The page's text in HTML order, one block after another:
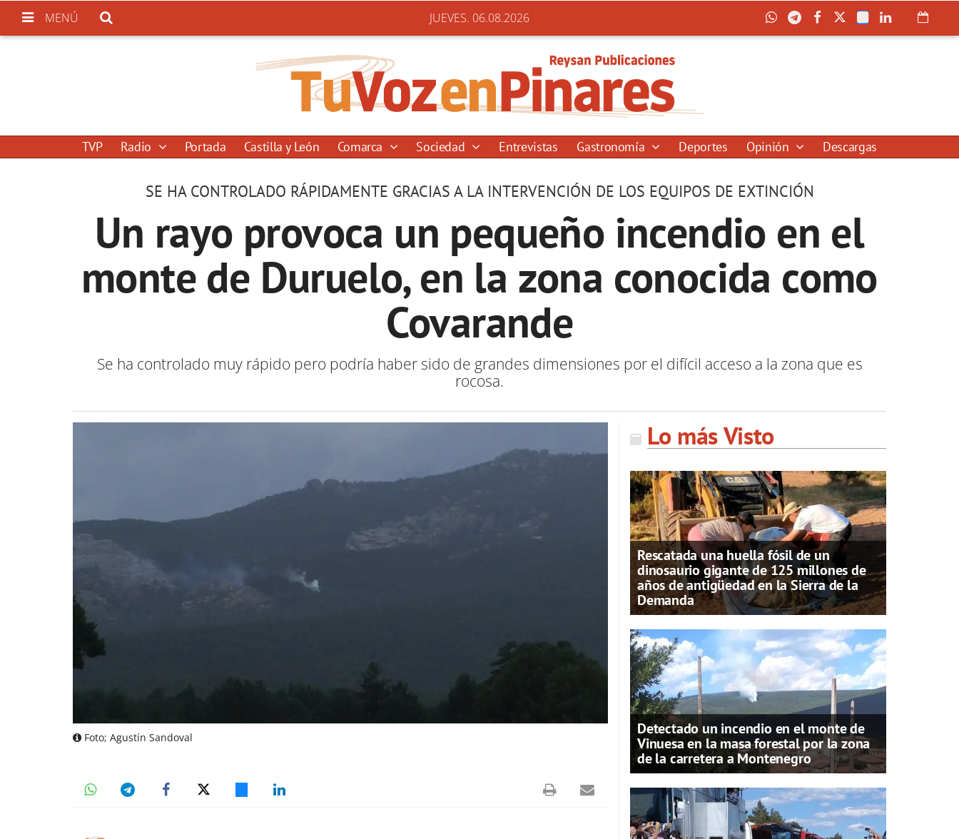
MENÚ JUEVES. 06.08.2026
TVP Radio Portada Castilla y León Comarca Sociedad Entrevistas Gastronomía Deportes Opinión Descargas
SE HA CONTROLADO RÁPIDAMENTE GRACIAS A LA INTERVENCIÓN DE LOS EQUIPOS DE EXTINCIÓN
Un rayo provoca un pequeño incendio en el
monte de Duruelo, en la zona conocida como
Covarande
Se ha controlado muy rápido pero podría haber sido de grandes dimensiones por el difícil acceso a la zona que es
rocosa.
Foto; Agustín Sandoval
Lo más Visto
Rescatada una huella fósil de un
dinosaurio gigante de 125 millones de
años de antigüedad en la Sierra de la
Demanda
Detectado un incendio en el monte de
Vinuesa en la masa forestal por la zona
de la carretera a Montenegro